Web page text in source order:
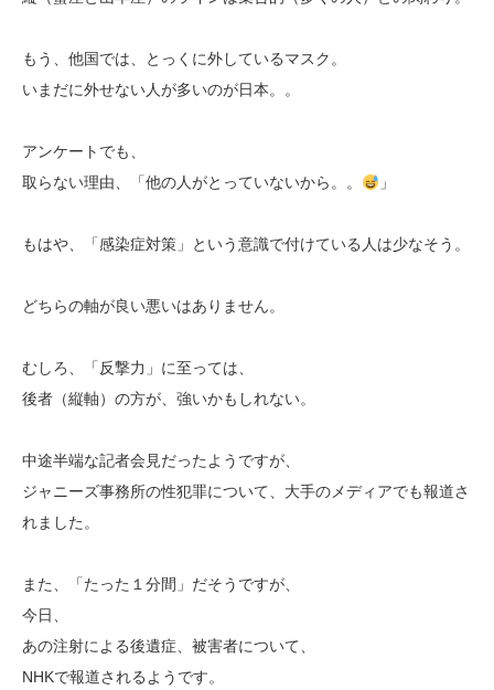
もう、他国では、とっくに外しているマスク。
いまだに外せない人が多いのが日本。。
アンケートでも、
取らない理由、「他の人がとっていないから。。
」
もはや、「感染症対策」という意識で付けている人は少なそう。
どちらの軸が良い悪いはありません。
むしろ、「反撃力」に至っては、
後者（縦軸）の方が、強いかもしれない。
中途半端な記者会見だったようですが、
ジャニーズ事務所の性犯罪について、大手のメディアでも報道さ
れました。
また、「たった１分間」だそうですが、
今日、
あの注射による後遺症、被害者について、
NHKで報道されるようです。